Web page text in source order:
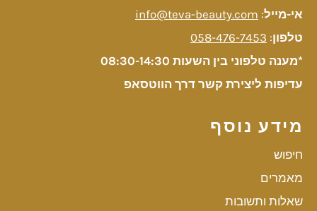
אי-מייל:
info@teva-beauty.com
טלפון:
058-476-7453
*מענה טלפוני בין השעות 08:30-14:30
עדיפות ליצירת קשר דרך הווטסאפ
מידע נוסף
חיפוש
מאמרים
שאלות ותשובות